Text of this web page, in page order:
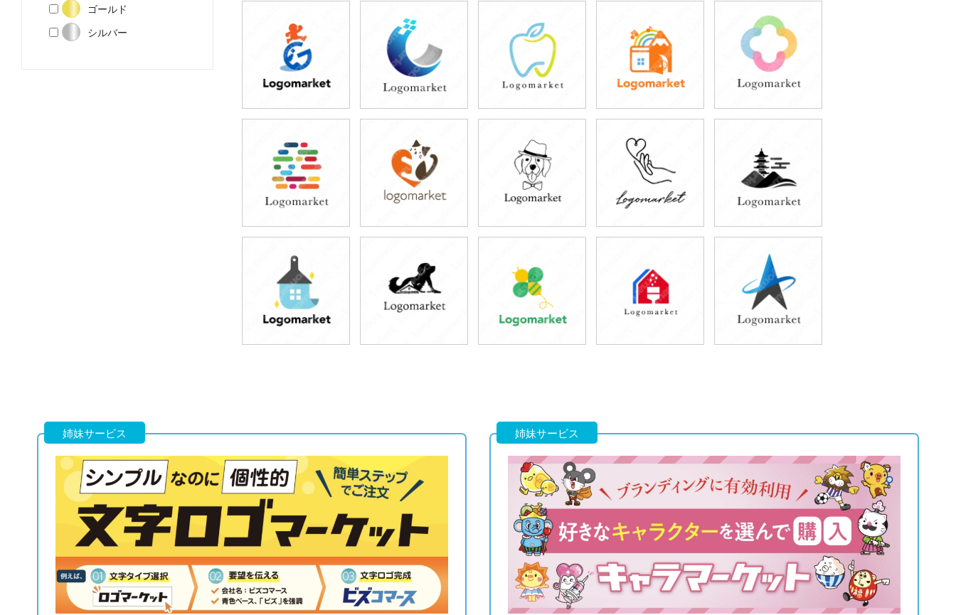
ゴールド
シルバー
39,800円
(税込43,780円)
49,800円
(税込54,780円)
49,800円
(税込54,780円)
39,800円
(税込43,780円)
49,800円
(税込54,780円)
39,800円
(税込43,780円)
49,800円
(税込54,780円)
39,800円
(税込43,780円)
49,800円
(税込54,780円)
39,800円
(税込43,780円)
39,800円
(税込43,780円)
49,800円
(税込54,780円)
49,800円
(税込54,780円) (税込54,780円)
49,800円
(税込54,780円)
姉妹サービス 姉妹サービス